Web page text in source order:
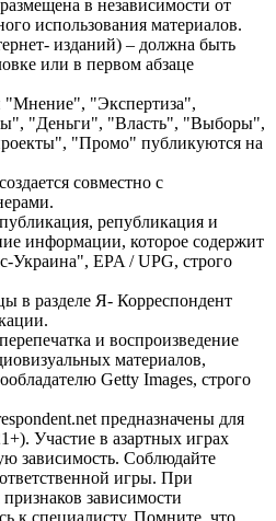
в независимости от
использования материалов.
изданий) – должна быть
или в первом абзаце
"Мнение", "Экспертиза",
"Деньги", "Власть", "Выборы",
"Промо" публикуются на
совместно с
републикация и
информации, которое содержит
Украина", EPA / UPG, строго
в разделе Я- Корреспондент
и воспроизведение
материалов,
Getty Images, строго
предназначены для
Участие в азартных играх
зависимость. Соблюдайте
игры. При
зависимости